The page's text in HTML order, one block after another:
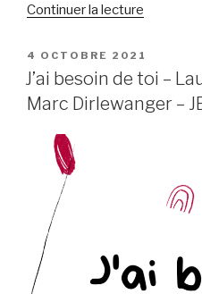
Continuer la lecture
Messie »
PUBLIÉ
LE
4 OCTOBRE 2021
J’ai besoin de toi –
Marc Dirlewanger –